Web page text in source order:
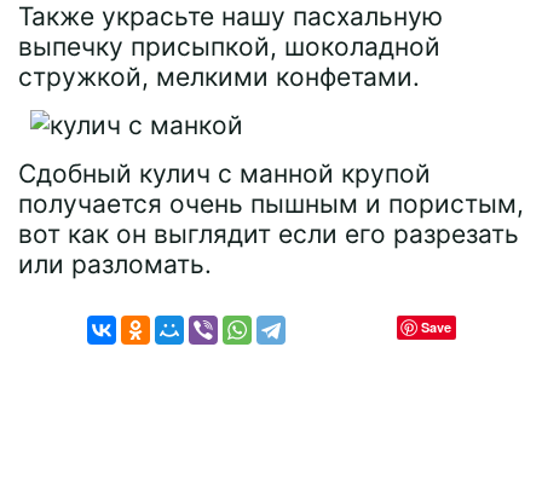
Также украсьте нашу пасхальную
выпечку присыпкой, шоколадной
стружкой, мелкими конфетами.
Сдобный кулич с манной крупой
получается очень пышным и пористым,
вот как он выглядит если его разрезать
или разломать.
Save